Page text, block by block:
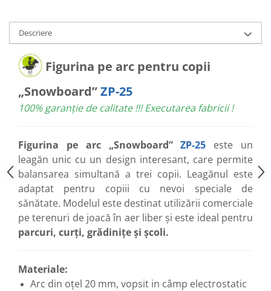
Descriere
Figurina pe arc pentru copii
„Snowboard”ZP-25
100% garanție de calitate !!! Executarea fabricii !
Figurina pe arc „Snowboard”ZP-25 este un
leagăn unic cu un design interesant, care permite
balansarea simultană a trei copii. Leagănul este
adaptat pentru copiii cu nevoi speciale de
sănătate. Modelul este destinat utilizării comerciale
pe terenuri de joacă în aer liber și este ideal pentru
parcuri, curți, grădinițe și școli.
Materiale:
Arc din oțel 20 mm, vopsit in câmp electrostatic